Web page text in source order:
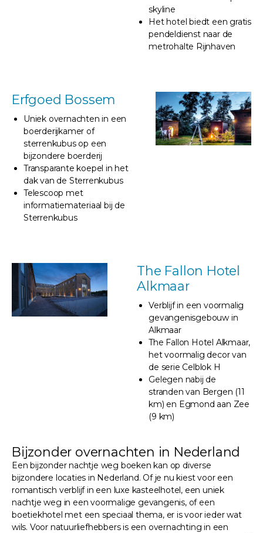
skyline
Het hotel biedt een gratis
pendeldienst naar de
metrohalte Rijnhaven
Erfgoed Bossem
Uniek overnachten in een
boerderijkamer of
sterrenkubus op een
bijzondere boerderij
Transparante koepel in het
dak van de Sterrenkubus
Telescoop met
informatiemateriaal bij de
Sterrenkubus
The Fallon Hotel
Alkmaar
Verblijf in een voormalig
gevangenisgebouw in
Alkmaar
The Fallon Hotel Alkmaar,
het voormalig decor van
de serie Celblok H
Gelegen nabij de
stranden van Bergen (11
km) en Egmond aan Zee
(9 km)
Bijzonder overnachten in Nederland
Een bijzonder nachtje weg boeken kan op diverse
bijzondere locaties in Nederland. Of je nu kiest voor een
romantisch verblijf in een luxe kasteelhotel, een uniek
nachtje weg in een voormalige gevangenis, of een
boetiekhotel met een speciaal thema, er is voor ieder wat
wils. Voor natuurliefhebbers is een overnachting in een